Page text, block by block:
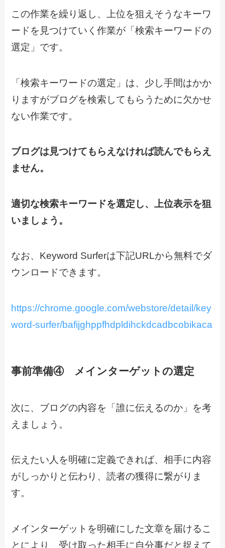
この作業を繰り返し、上位を狙えそうなキーワ
ードを見つけていく作業が「検索キーワードの
選定」です。
「検索キーワードの選定」は、少し手間はかか
りますがブログを検索してもらうために欠かせ
ない作業です。
ブログは見つけてもらえなければ読んでもらえ
ません。
適切な検索キーワードを選定し、上位表示を狙
いましょう。
なお、Keyword Surferは下記URLから無料でダ
ウンロードできます。
https://chrome.google.com/webstore/detail/key
word-surfer/bafijghppfhdpldihckdcadbcobikaca
事前準備④ メインターゲットの選定
次に、ブログの内容を「誰に伝えるのか」を考
えましょう。
伝えたい人を明確に定義できれば、相手に内容
がしっかりと伝わり、読者の獲得に繋がりま
す。
メインターゲットを明確にした文章を届けるこ
とにより、受け取った相手に自分事だと捉えて